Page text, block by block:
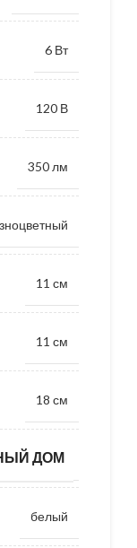
6 Вт
120 В
350 лм
11 см
11 см
18 см
ДОМ
белый